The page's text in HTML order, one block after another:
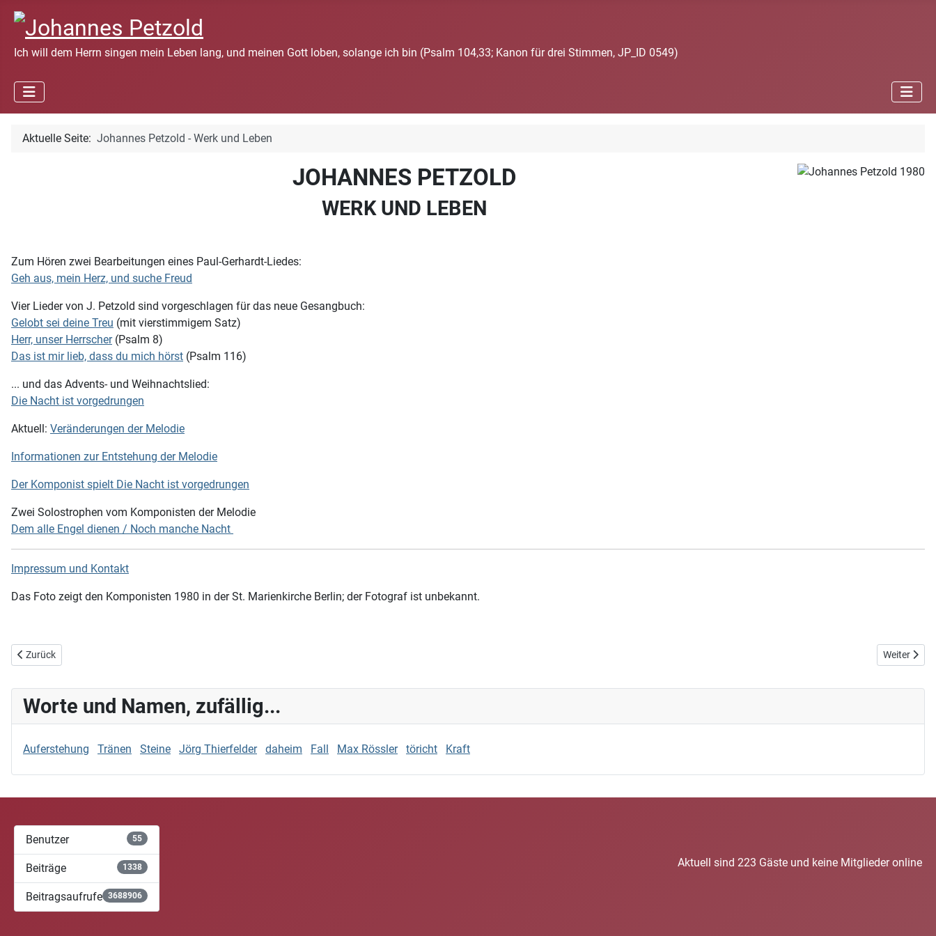
Ich will dem Herrn singen mein Leben lang, und meinen Gott loben, solange ich bin (Psalm 104,33; Kanon für drei Stimmen, JP_ID 0549)
Aktuelle Seite: Johannes Petzold - Werk und Leben
JOHANNES PETZOLD
WERK UND LEBEN
Zum Hören zwei Bearbeitungen eines Paul-Gerhardt-Liedes:
Geh aus, mein Herz, und suche Freud
Vier Lieder von J. Petzold sind vorgeschlagen für das neue Gesangbuch:
Gelobt sei deine Treu (mit vierstimmigem Satz)
Herr, unser Herrscher(Psalm 8)
Das ist mir lieb, dass du mich hörst (Psalm 116)
... und das Advents- und Weihnachtslied:
Die Nacht ist vorgedrungen
Aktuell: Veränderungen der Melodie
Informationen zur Entstehung der Melodie
Der Komponist spielt Die Nacht ist vorgedrungen
Zwei Solostrophen vom Komponisten der Melodie
Dem alle Engel dienen / Noch manche Nacht
Impressum und Kontakt
Das Foto zeigt den Komponisten 1980 in der St. Marienkirche Berlin; der Fotograf ist unbekannt.
Vorheriger Beitrag: H_Titel
Zurück Nächster
Weiter
Worte und Namen, zufällig...
Auferstehung Tränen Steine Jörg Thierfelder daheim Fall Max Rössler töricht Kraft
Benutzer 55
Beiträge 1338
Beitragsaufrufe 3688906
Aktuell sind 223 Gäste und keine Mitglieder online